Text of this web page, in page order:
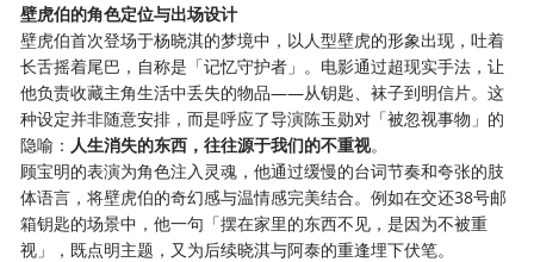
壁虎伯的角色定位与出场设计
壁虎伯首次登场于杨晓淇的梦境中，以人型壁虎的形象出现，吐着
长舌摇着尾巴，自称是「记忆守护者」。电影通过超现实手法，让
他负责收藏主角生活中丢失的物品——从钥匙、袜子到明信片。这
种设定并非随意安排，而是呼应了导演陈玉勋对「被忽视事物」的
隐喻： 人生消失的东西，往往源于我们的不重视。
顾宝明的表演为角色注入灵魂，他通过缓慢的台词节奏和夸张的肢
体语言，将壁虎伯的奇幻感与温情感完美结合。例如在交还38号邮
箱钥匙的场景中，他一句「摆在家里的东西不见，是因为不被重
视」，既点明主题，又为后续晓淇与阿泰的重逢埋下伏笔。